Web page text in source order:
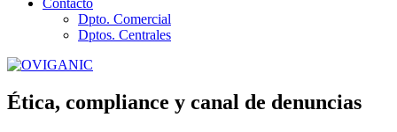
Contacto
Dpto. Comercial
Dptos. Centrales
Ética, compliance y canal de denuncias